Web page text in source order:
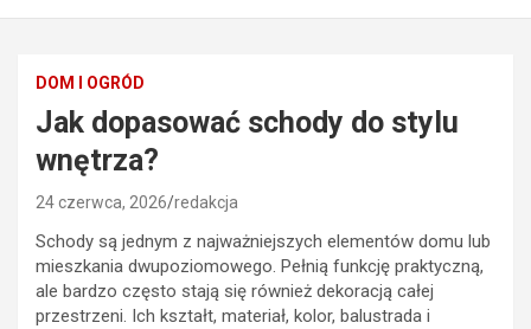
DOM I OGRÓD
Jak dopasować schody do stylu
wnętrza?
24 czerwca, 2026 redakcja
Schody są jednym z najważniejszych elementów domu lub
mieszkania dwupoziomowego. Pełnią funkcję praktyczną,
ale bardzo często stają się również dekoracją całej
przestrzeni. Ich kształt, materiał, kolor, balustrada i